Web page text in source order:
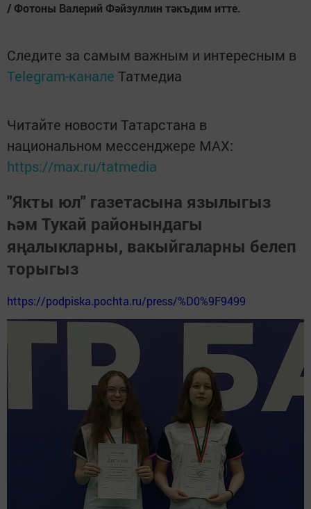
/ Фотоны Валерий Фәйзуллин тәкъдим итте.
Следите за самым важным и интересным в
Telegram-канале Татмедиа
Читайте новости Татарстана в
национальном мессенджере MАХ:
https://max.ru/tatmedia
"Якты юл" газетасына язылыгыз
һәм Тукай районындагы
яңалыкларны, вакыйгаларны белеп
торыгыз
https://podpiska.pochta.ru/press/%D0%9F9499